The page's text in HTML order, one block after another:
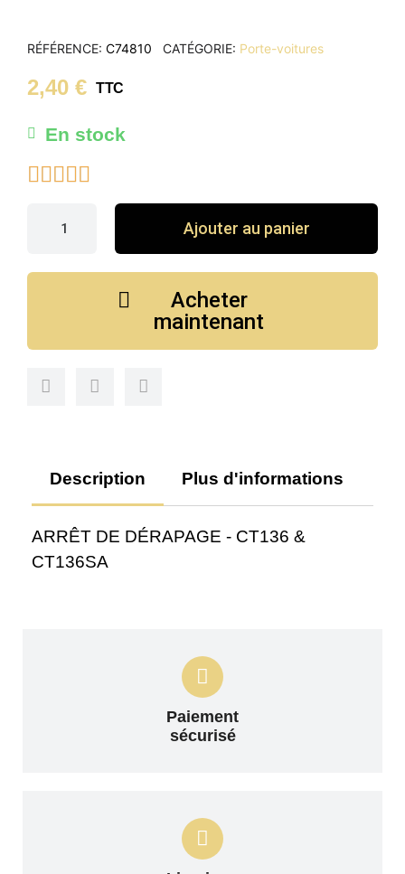
RÉFÉRENCE C74810 CATÉGORIE Porte-voitures
2,40 € TTC
En stock

Ajouter au panier
Acheter
maintenant
Description Plus d'informations
ARRÊT DE DÉRAPAGE - CT136 &
CT136SA
Paiement
sécurisé